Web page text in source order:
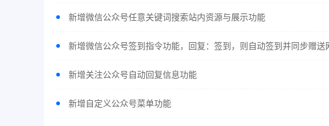
新增微信公众号任意关键词搜索站内资源与展示功能
新增微信公众号签到指令功能，回复：签到，则自动签到并同步赠送
新增关注公众号自动回复信息功能
新增自定义公众号菜单功能